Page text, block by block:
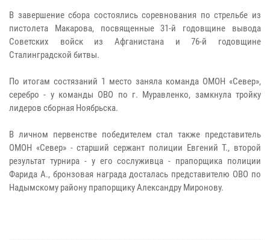
В завершение сбора состоялись соревнования по стрельбе из
пистолета Макарова, посвященные 31-й годовщине вывода
Советских войск из Афганистана и 76-й годовщине
Сталинградской битвы.
По итогам состязаний 1 место заняла команда ОМОН «Север»,
серебро - у команды ОВО по г. Муравленко, замкнула тройку
лидеров сборная Ноябрьска.
В личном первенстве победителем стал также представитель
ОМОН «Север» - старший сержант полиции Евгений Т., второй
результат турнира - у его сослуживца - прапорщика полиции
Фарида А., бронзовая награда досталась представителю ОВО по
Надымскому району прапорщику Александру Миронову.